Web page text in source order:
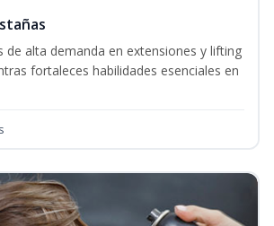
de alta demanda en extensiones y lifting
fortaleces habilidades esenciales en